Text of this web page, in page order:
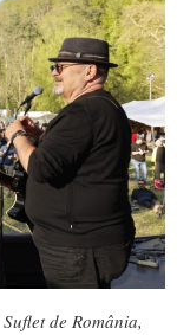
Suflet de România,